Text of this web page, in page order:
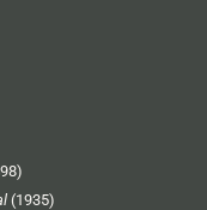
(1935)